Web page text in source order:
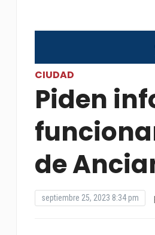
CIUDAD
Piden
de
septiembre 25, 2023 8:34 pm